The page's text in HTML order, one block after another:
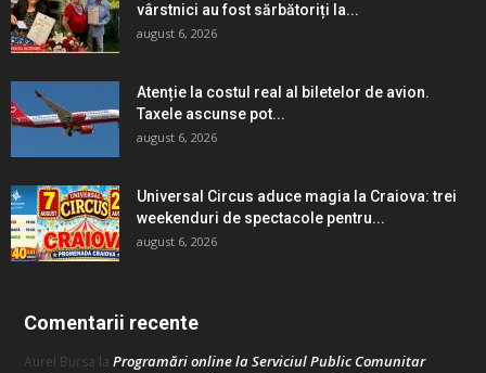
vârstnici au fost sărbătoriți la...
august 6, 2026
Atenție la costul real al biletelor de avion.
Taxele ascunse pot...
august 6, 2026
Universal Circus aduce magia la Craiova: trei
weekenduri de spectacole pentru...
august 6, 2026
Comentarii recente
Aurel Bursa la Programări online la Serviciul Public Comunitar